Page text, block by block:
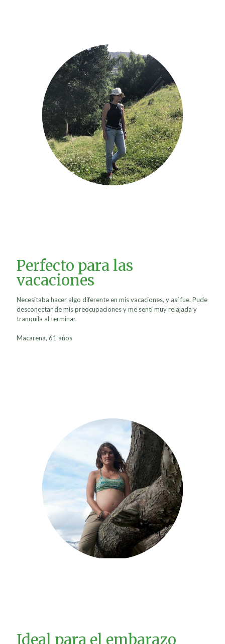
Perfecto para las
vacaciones
Necesitaba hacer algo diferente en mis vacaciones, y así fue. Pude
desconectar de mis preocupaciones y me sentí muy relajada y
tranquila al terminar.
Macarena, 61 años
Ideal para el embarazo